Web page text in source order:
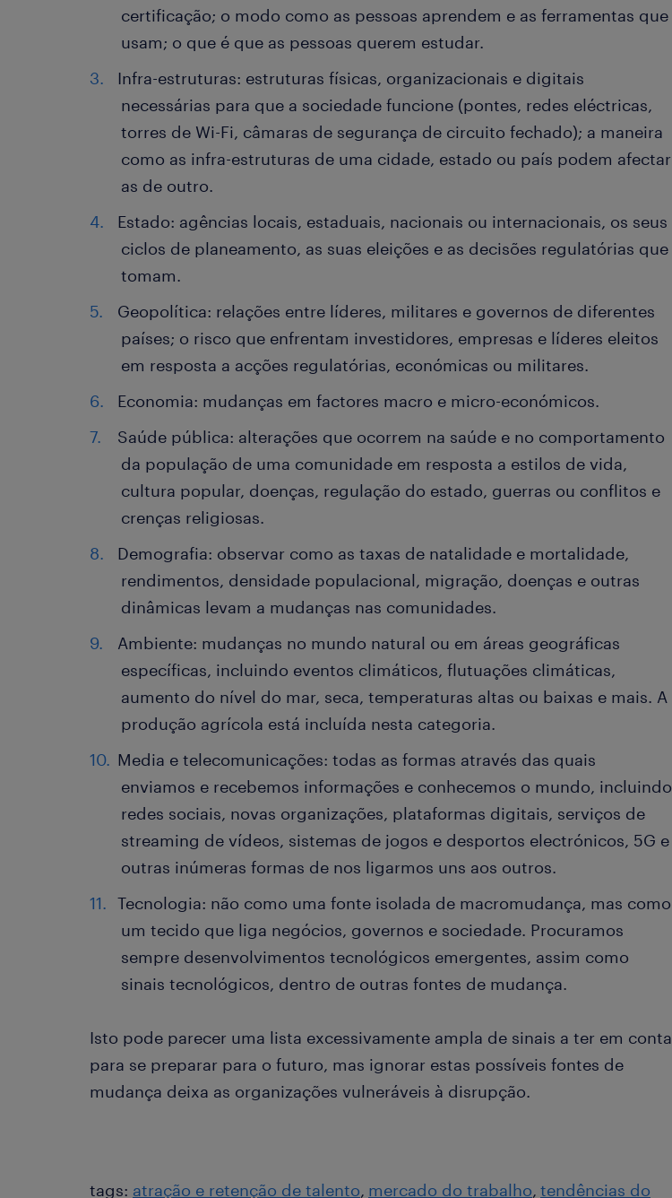
certificação; o modo como as pessoas aprendem e as ferramentas que
usam; o que é que as pessoas querem estudar.
Infra-estruturas: estruturas físicas, organizacionais e digitais
necessárias para que a sociedade funcione (pontes, redes eléctricas,
torres de Wi-Fi, câmaras de segurança de circuito fechado); a maneira
como as infra-estruturas de uma cidade, estado ou país podem afectar
as de outro.
Estado: agências locais, estaduais, nacionais ou internacionais, os seus
ciclos de planeamento, as suas eleições e as decisões regulatórias que
tomam.
Geopolítica: relações entre líderes, militares e governos de diferentes
países; o risco que enfrentam investidores, empresas e líderes eleitos
em resposta a acções regulatórias, económicas ou militares.
Economia: mudanças em factores macro e micro-económicos.
Saúde pública: alterações que ocorrem na saúde e no comportamento
da população de uma comunidade em resposta a estilos de vida,
cultura popular, doenças, regulação do estado, guerras ou conflitos e
crenças religiosas.
Demografia: observar como as taxas de natalidade e mortalidade,
rendimentos, densidade populacional, migração, doenças e outras
dinâmicas levam a mudanças nas comunidades.
Ambiente: mudanças no mundo natural ou em áreas geográficas
específicas, incluindo eventos climáticos, flutuações climáticas,
aumento do nível do mar, seca, temperaturas altas ou baixas e mais. A
produção agrícola está incluída nesta categoria.
Media e telecomunicações: todas as formas através das quais
enviamos e recebemos informações e conhecemos o mundo, incluindo
redes sociais, novas organizações, plataformas digitais, serviços de
streaming de vídeos, sistemas de jogos e desportos electrónicos, 5G e
outras inúmeras formas de nos ligarmos uns aos outros.
Tecnologia: não como uma fonte isolada de macromudança, mas como
um tecido que liga negócios, governos e sociedade. Procuramos
sempre desenvolvimentos tecnológicos emergentes, assim como
sinais tecnológicos, dentro de outras fontes de mudança.
Isto pode parecer uma lista excessivamente ampla de sinais a ter em conta
para se preparar para o futuro, mas ignorar estas possíveis fontes de
mudança deixa as organizações vulneráveis à disrupção.
tags: atração e retenção de talento mercado do trabalho tendências do